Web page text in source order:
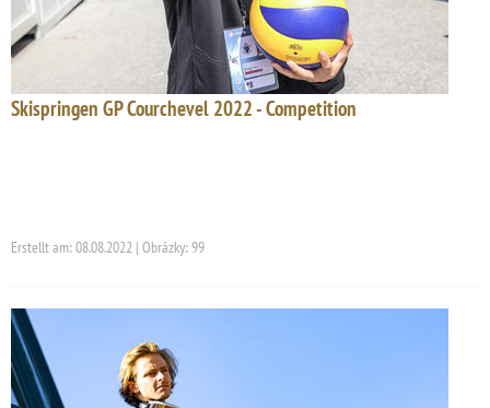
Skispringen GP Courchevel 2022 - Competition
Erstellt am: 08.08.2022 | Obrázky: 99